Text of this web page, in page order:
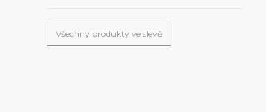
(41-001)skládací pilku (41-041).
Všechny produkty ve slevě